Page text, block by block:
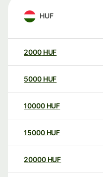
HUF
2000 HUF
5000 HUF
10000 HUF
15000 HUF
20000 HUF